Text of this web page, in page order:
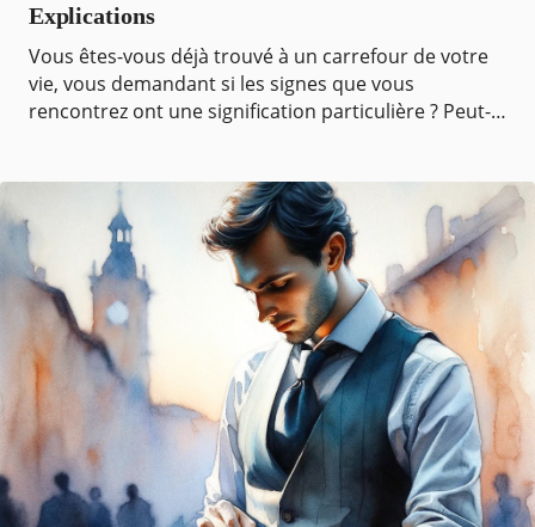
Explications
Vous êtes-vous déjà trouvé à un carrefour de votre
vie, vous demandant si les signes que vous
rencontrez ont une signification particulière ? Peut-